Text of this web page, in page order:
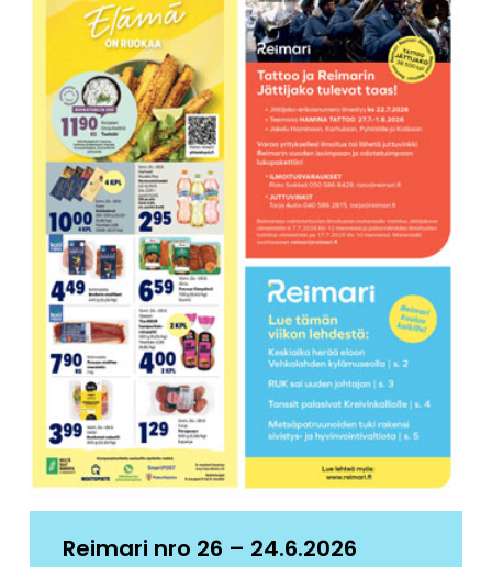
Reimari nro 26 – 24.6.2026